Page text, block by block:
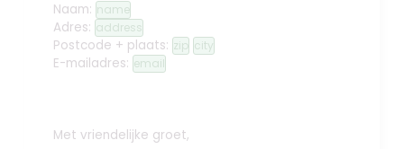
Naam: name
Adres: address
Postcode + plaats: zip city
E-mailadres: email
Met vriendelijke groet,